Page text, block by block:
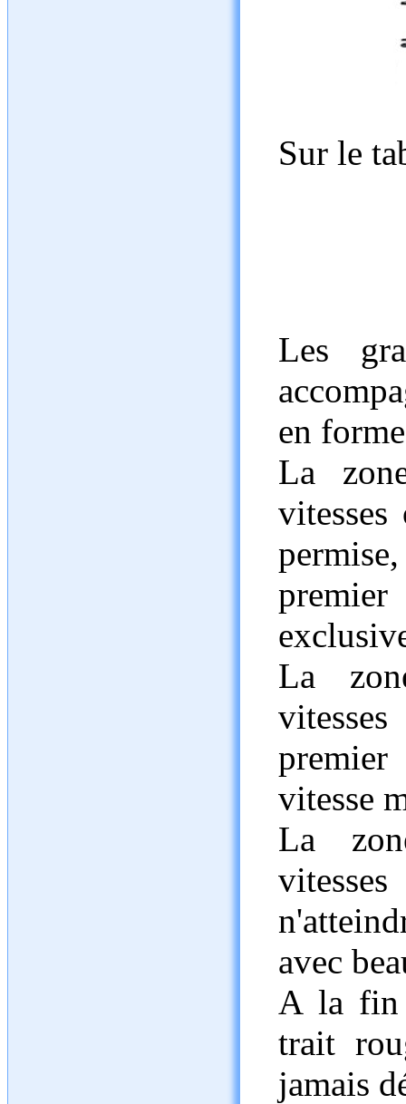
Sur le
Les
en
La
La
vitesse
La
avec
A la fin
trait
jamais